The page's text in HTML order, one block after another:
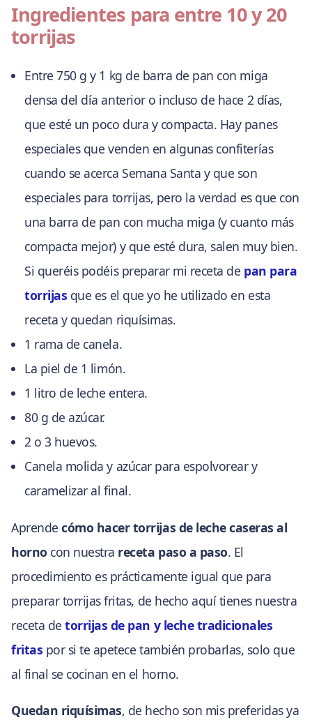
Ingredientes para entre 10 y 20
torrijas
Entre 750 g y 1 kg de barra de pan con miga
densa del día anterior o incluso de hace 2 días,
que esté un poco dura y compacta. Hay panes
especiales que venden en algunas confiterías
cuando se acerca Semana Santa y que son
especiales para torrijas, pero la verdad es que con
una barra de pan con mucha miga (y cuanto más
compacta mejor) y que esté dura, salen muy bien.
Si queréis podéis preparar mi receta de pan para
torrijas que es el que yo he utilizado en esta
receta y quedan riquísimas.
1 rama de canela.
La piel de 1 limón.
1 litro de leche entera.
80 g de azúcar.
2 o 3 huevos.
Canela molida y azúcar para espolvorear y
caramelizar al final.
Aprendecómo hacer torrijas de leche caseras al
horno con nuestra receta paso a paso. El
procedimiento es prácticamente igual que para
preparar torrijas fritas, de hecho aquí tienes nuestra
receta detorrijas de pan y leche tradicionales
fritas por si te apetece también probarlas, solo que
al final se cocinan en el horno.
Quedan riquísimas, de hecho son mis preferidas ya